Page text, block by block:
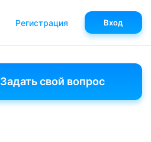
Задать свой вопрос
Регистрация Вход